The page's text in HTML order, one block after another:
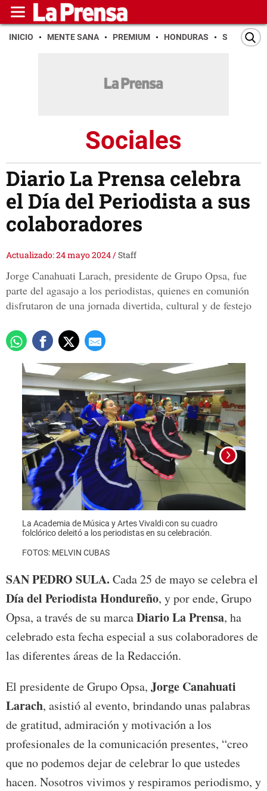
INICIO MENTE SANA PREMIUM HONDURAS SAN PEDRO
Sociales
Diario La Prensa celebra
el Día del Periodista a sus
colaboradores
Actualizado: 24 mayo 2024/Staff
Jorge Canahuati Larach, presidente de Grupo Opsa, fue
parte del agasajo a los periodistas, quienes en comunión
disfrutaron de una jornada divertida, cultural y de festejo
La Academia de Música y Artes Vivaldi con su cuadro
folclórico deleitó a los periodistas en su celebración.
FOTOS: MELVIN CUBAS
SAN PEDRO SULA. Cada 25 de mayo se celebra el
Día del Periodista Hondureño, y por ende, Grupo
Opsa, a través de su marcaDiario La Prensa, ha
celebrado esta fecha especial a sus colaboradores de
las diferentes áreas de la Redacción.
El presidente de Grupo Opsa, Jorge Canahuati
Larach, asistió al evento, brindando unas palabras
de gratitud, admiración y motivación a los
profesionales de la comunicación presentes, “creo
que no podemos dejar de celebrar lo que ustedes
hacen. Nosotros vivimos y respiramos periodismo, y